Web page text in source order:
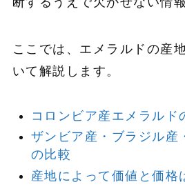
ここでは、エメラルドの産
いて解説します。
コロンビア産エメラルド
ザンビア産・ブラジル産
の比較
産地によって価値と価格